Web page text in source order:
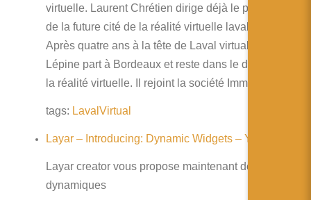
日本語
Español
virtuelle. Laurent Chrétien dirige déjà le programme
de la future cité de la réalité virtuelle lavalloise.
Après quatre ans à la tête de Laval virtual, Matthieu
Lépine part à Bordeaux et reste dans le domaine de
la réalité virtuelle. Il rejoint la société Immersion.
tags: LavalVirtual
Layar – Introducing: Dynamic Widgets – YouTube
Layar creator vous propose maintenant des widgets
dynamiques